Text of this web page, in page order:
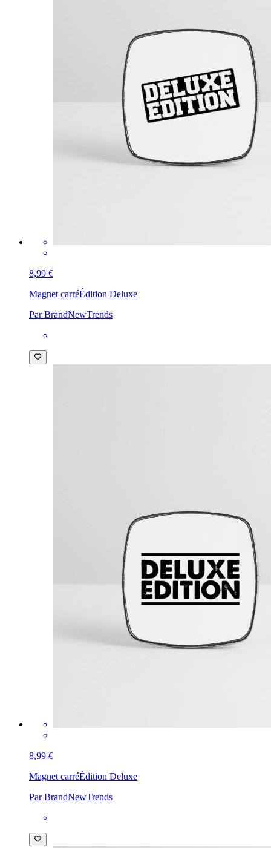
8,99 €
Magnet carréÉdition Deluxe
Par BrandNewTrends
8,99 €
Magnet carréÉdition Deluxe
Par BrandNewTrends